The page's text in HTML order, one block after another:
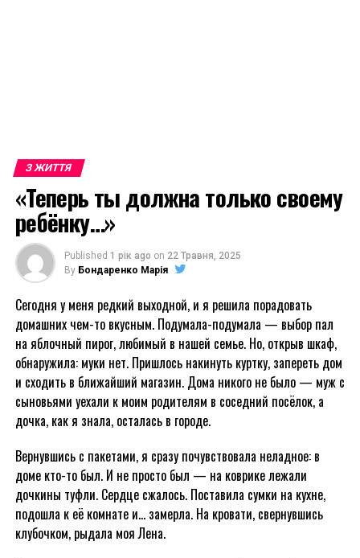
З ЖИТТЯ
«Теперь ты должна только своему
ребёнку…»
Published 1 рік ago on 22 Травня, 2025
By Бондаренко Марія
Сегодня у меня редкий выходной, и я решила порадовать
домашних чем-то вкусным. Подумала-подумала — выбор пал
на яблочный пирог, любимый в нашей семье. Но, открыв шкаф,
обнаружила: муки нет. Пришлось накинуть куртку, запереть дом
и сходить в ближайший магазин. Дома никого не было — муж с
сыновьями уехали к моим родителям в соседний посёлок, а
дочка, как я знала, осталась в городе.
Вернувшись с пакетами, я сразу почувствовала неладное: в
доме кто-то был. И не просто был — на коврике лежали
дочкины туфли. Сердце сжалось. Поставила сумки на кухне,
подошла к её комнате и… замерла. На кровати, свернувшись
клубочком, рыдала моя Лена.